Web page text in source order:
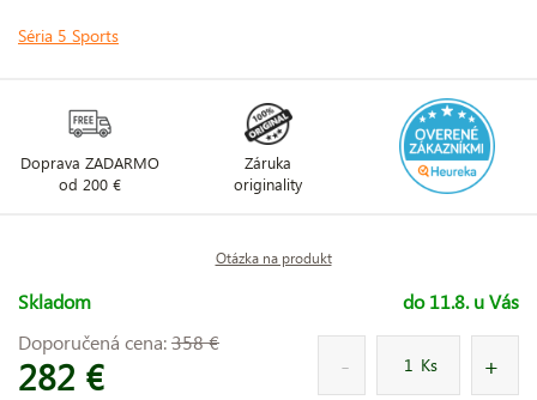
Séria 5 Sports
Doprava ZADARMO
od 200 €
Záruka
originality
Otázka na produkt
Skladom
do 11.8. u Vás
Doporučená cena:358 €
282 € Ks